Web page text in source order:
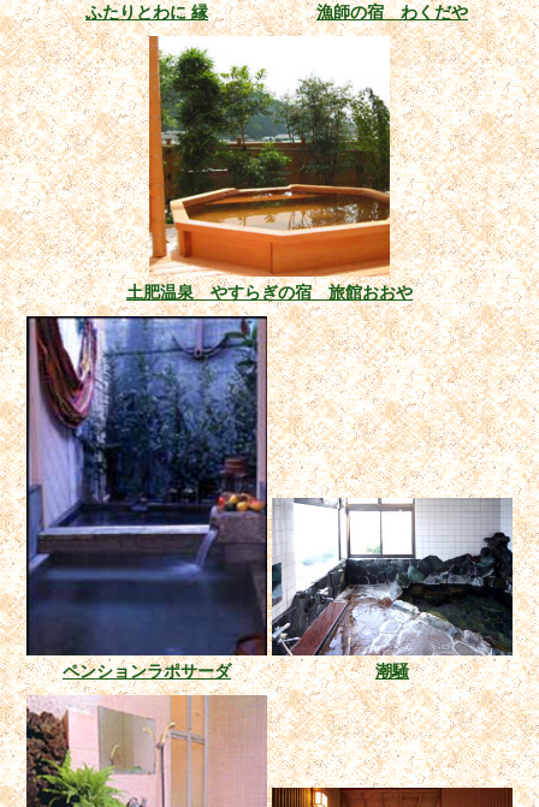
ふたりとわに 縁 漁師の宿 わくだや
土肥温泉 やすらぎの宿 旅館おおや
ペンションラポサーダ 潮騒